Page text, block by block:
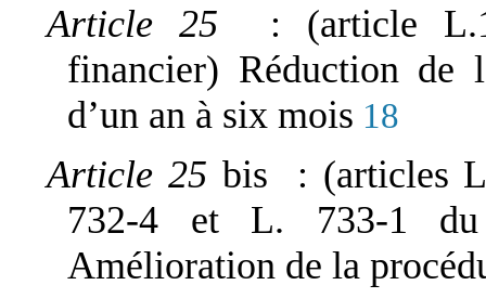
Article 25 : (article
financier) Réduction de
d’un an à six mois 18
Article 25 bis : (articles
732-4 et L. 733-1 du
Amélioration de la